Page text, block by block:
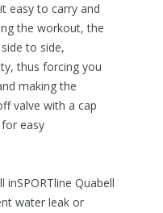
easy to carry and
the workout, the
to side,
thus forcing you
making the
valve with a cap
easy
Quabell
water leak or